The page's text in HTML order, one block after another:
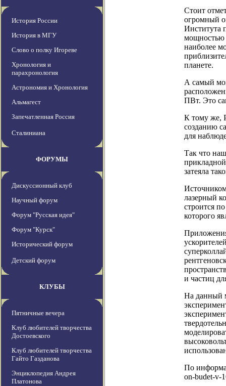
История России
История в МГУ
Слово о полку Игореве
Хронология и
парахронология
Астрономия и Хронология
Альмагест
Запечатленная Россия
Сталиниана
ФОРУМЫ
Дискуссионный клуб
Научный форум
Форум "Русская идея"
Форум "Курск"
Исторический форум
Детский форум
КЛУБЫ
Пятничные вечера
Клуб любителей творчества
Достоевского
Клуб любителей творчества
Гайто Газданова
Энциклопедия Андрея
Платонова
Стоит
огромный
Института
мощностью
наиболее
планете.
А самый
ПВт. Это
К тому же,
созданию
для
Так что
затеяла
лазерный
строится
которого
и частиц
На данный
По
on-budet-v-